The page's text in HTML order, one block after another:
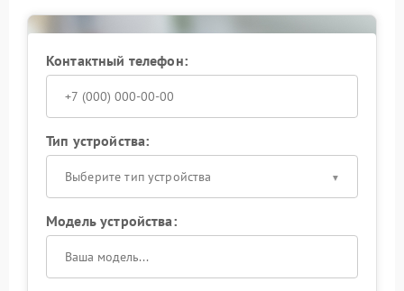
устройству способность защищать технику при
любых сбоях сети и продлит срок службы всех
компонентов.
Контактный телефон:
Тип устройства:
Выберите тип устройства
Модель устройства: